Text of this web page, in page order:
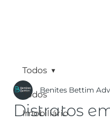
Todos
Imobiliário
Todos
Distratos
Benites Bettim